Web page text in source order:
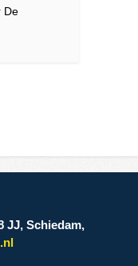
De
JJ, Schiedam,